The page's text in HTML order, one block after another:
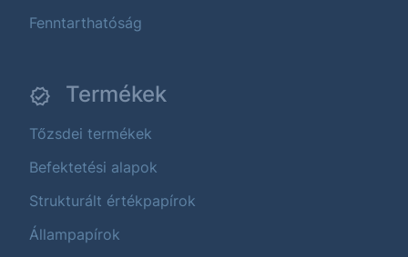
Fenntarthatóság
Termékek
Tőzsdei termékek
Befektetési alapok
Strukturált értékpapírok
Állampapírok